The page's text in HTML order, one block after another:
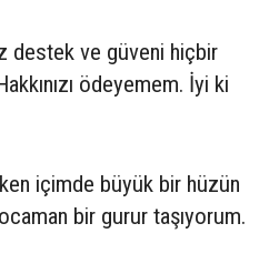
destek ve güveni hiçbir
ödeyemem. İyi ki
içimde büyük bir hüzün
bir gurur taşıyorum.